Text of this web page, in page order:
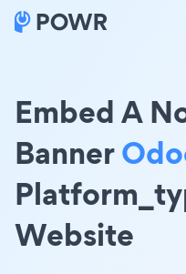
Embed A
Banner
Website